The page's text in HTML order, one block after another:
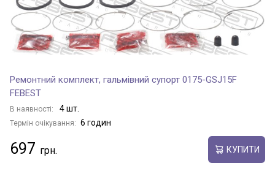
Ремонтний комплект, гальмівний супорт 0175-GSJ15F
FEBEST
В наявності: 4 шт.
Термін очікування: 6 годин
697 КУПИТИ